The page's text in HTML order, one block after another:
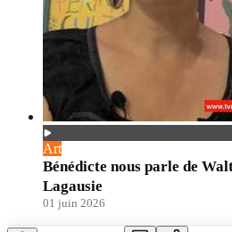
Art
Bénédicte nous parle de
Lagausie
01 juin 2026